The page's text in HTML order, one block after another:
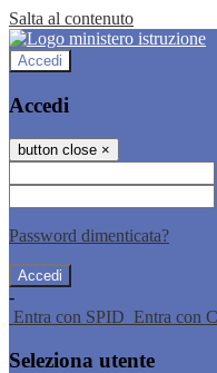
Salta al contenuto
Accedi
Accedi
button close ×
Password dimenticata?
-
Entra con SPID Entra con
Seleziona utente